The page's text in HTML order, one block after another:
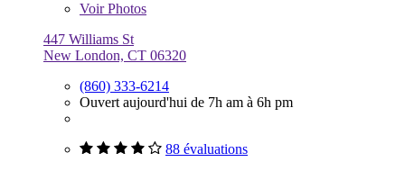
VoirPhotos
447 Williams St
New London, CT 06320
(860) 333-6214
Ouvert aujourd'hui de 7h am à 6h pm
88 évaluations